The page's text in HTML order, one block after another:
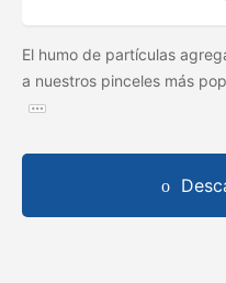
El humo de partículas
a nuestros pinceles más